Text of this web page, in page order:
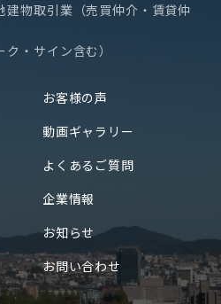
物取引業（売買仲介・賃貸仲
・サイン含む）
お客様の声
動画ギャラリー
よくあるご質問
企業情報
お知らせ
お問い合わせ